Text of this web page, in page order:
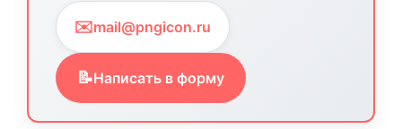
✉️mail@pngicon.ru
📝Написать в форму